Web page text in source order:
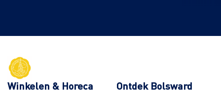
Winkelen & Horeca Ontdek Bolsward